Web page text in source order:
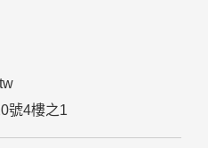
。但該連結網站不適用本網站
該連結網站中的隱私權保護政
策
或出售任何您的個人資料給其
機關，但有法律依據或合約義
號4樓之1